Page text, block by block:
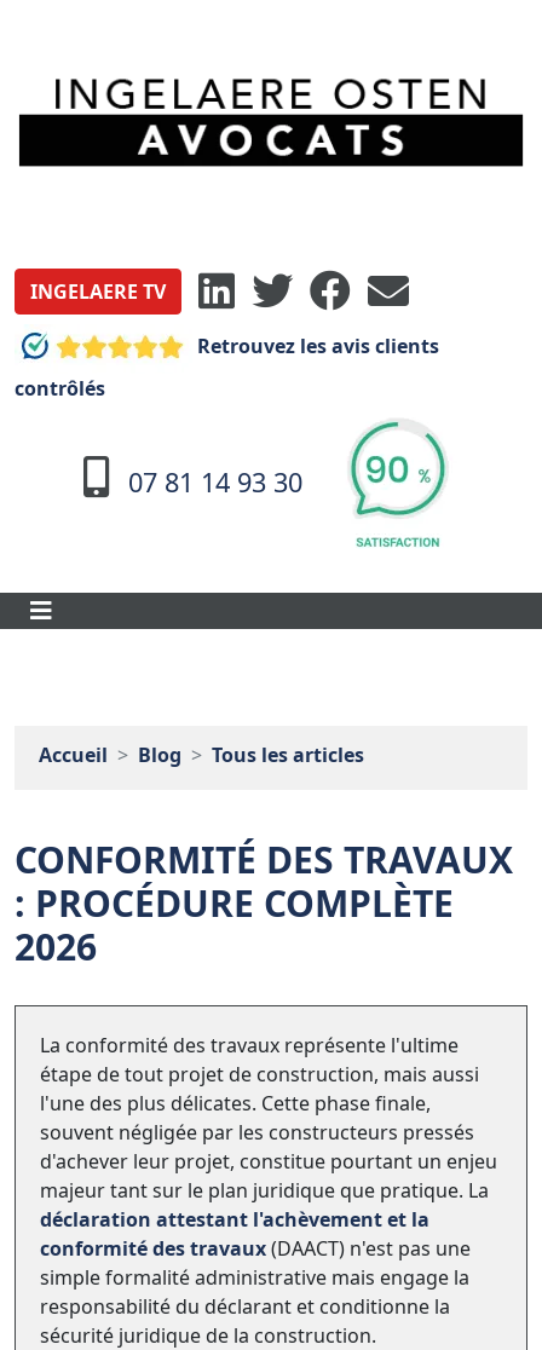
INGELAERE TV
Retrouvez les avis clients
contrôlés
07 81 14 93 30
Accueil Blog Tous les articles
CONFORMITÉ DES TRAVAUX
: PROCÉDURE COMPLÈTE
2026
La conformité des travaux représente l'ultime
étape de tout projet de construction, mais aussi
l'une des plus délicates. Cette phase finale,
souvent négligée par les constructeurs pressés
d'achever leur projet, constitue pourtant un enjeu
majeur tant sur le plan juridique que pratique. La
déclaration attestant l'achèvement et la
conformité des travaux(DAACT) n'est pas une
simple formalité administrative mais engage la
responsabilité du déclarant et conditionne la
sécurité juridique de la construction.